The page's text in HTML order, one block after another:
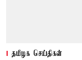
தமிழக செய்திகள்